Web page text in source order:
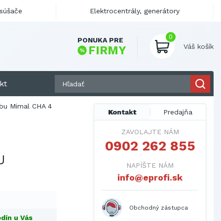
PONUKA PRE
FIRMY
0
Váš košík
Mimal CHA 4
u Vás
Kontakt Predajňa
ZAVOLAJTE NÁM
0902 262 855
NAPÍŠTE NÁM
info@eprofi.sk
Obchodný zástupca
Elektrocentrály, generátory